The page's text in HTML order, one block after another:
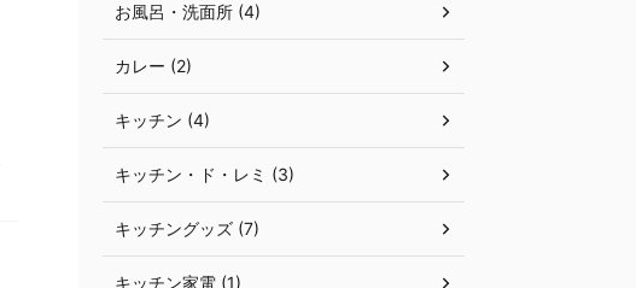
お風呂・洗面所 (4)
カレー (2)
キッチン (4)
キッチン・ド・レミ (3)
キッチングッズ (7)
キッチン家電 (1)